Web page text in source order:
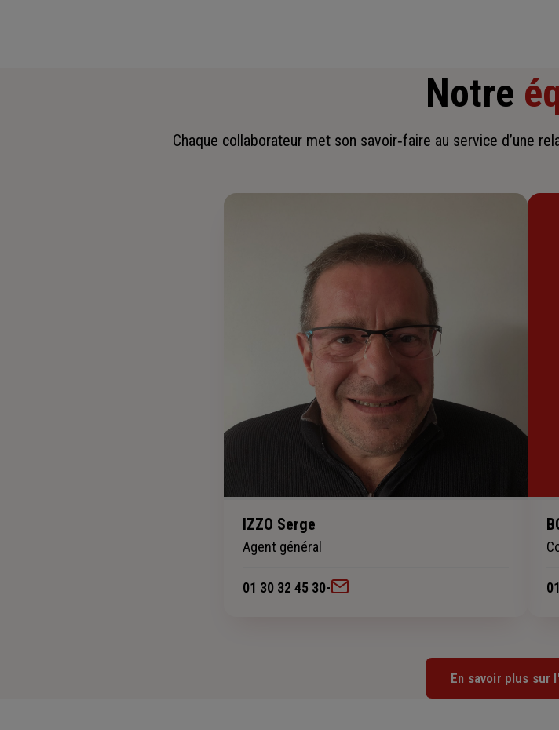
Notre
Chaque collaborateur met son savoir‑faire au service d’une
IZZO Serge
Agent général
01 30 32 45 30-
En savoir plus sur